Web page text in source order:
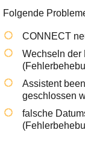
Folgende
CONNECT
Wechseln der
Assistent
geschlossen
falsche
Ihre E-Mail
E-Mail